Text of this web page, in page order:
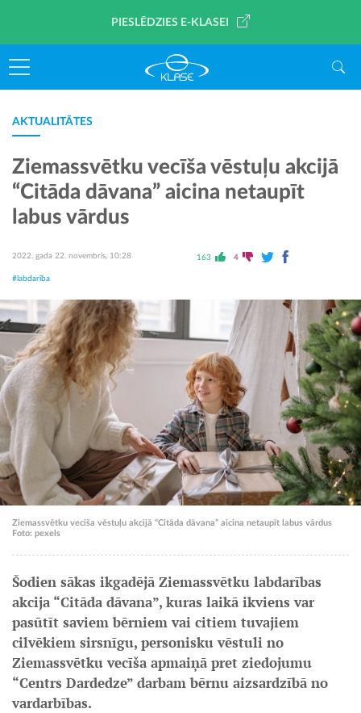
PIESLĒDZIES E-KLASEI
AKTUALITĀTES
Ziemassvētku vecīša vēstuļu akcijā
“Citāda dāvana” aicina netaupīt
labus vārdus
2022. gada 22. novembris, 10:28 163 4
#labdarība
Ziemassvētku vecīša vēstuļu akcijā “Citāda dāvana” aicina netaupīt labus vārdus
Foto: pexels
Šodien sākas ikgadējā Ziemassvētku labdarības
akcija “Citāda dāvana”, kuras laikā ikviens var
pasūtīt saviem bērniem vai citiem tuvajiem
cilvēkiem sirsnīgu, personisku vēstuli no
Ziemassvētku vecīša apmaiņā pret ziedojumu
“Centrs Dardedze” darbam bērnu aizsardzībā no
vardarbības.